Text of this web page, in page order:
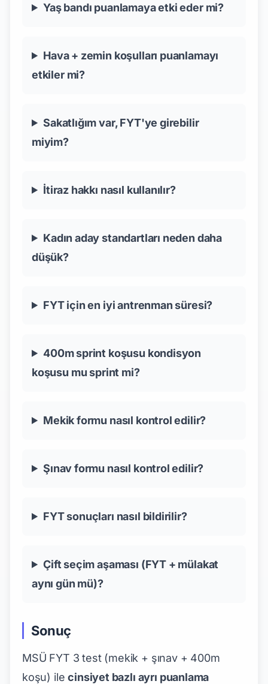
Yaş bandı puanlamaya etki eder mi?
Hava + zemin koşulları puanlamayı
etkiler mi?
Sakatlığım var, FYT'ye girebilir
miyim?
İtiraz hakkı nasıl kullanılır?
Kadın aday standartları neden daha
düşük?
FYT için en iyi antrenman süresi?
400m sprint koşusu kondisyon
koşusu mu sprint mi?
Mekik formu nasıl kontrol edilir?
Şınav formu nasıl kontrol edilir?
FYT sonuçları nasıl bildirilir?
Çift seçim aşaması (FYT + mülakat
aynı gün mü)?
Sonuç
MSÜ FYT 3 test (mekik + şınav + 400m
koşu) ilecinsiyet bazlı ayrı puanlama